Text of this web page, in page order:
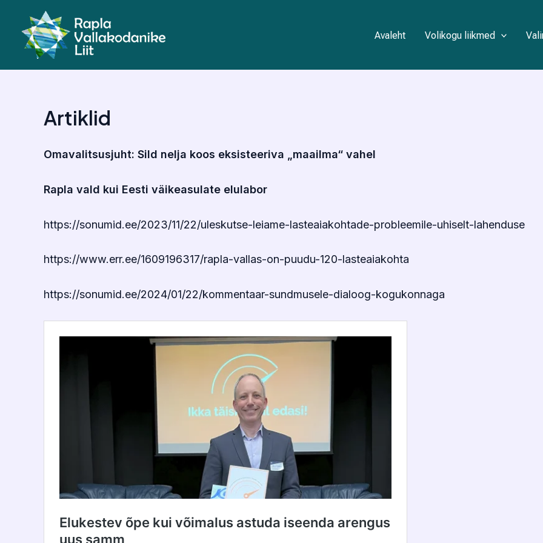
content
Avaleht Volikogu liikmed
Artiklid
Omavalitsusjuht: Sild nelja koos eksisteeriva „maailma“ vahel
Rapla vald kui Eesti väikeasulate elulabor
https://sonumid.ee/2023/11/22/uleskutse-leiame-lasteaiakohtade-probleemile-uhiselt-lahenduse
https://www.err.ee/1609196317/rapla-vallas-on-puudu-120-lasteaiakohta
https://sonumid.ee/2024/01/22/kommentaar-sundmusele-dialoog-kogukonnaga